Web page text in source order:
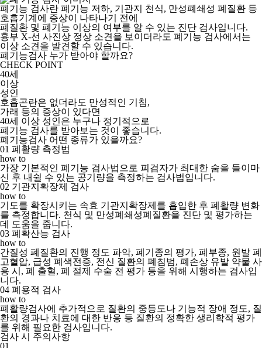
폐기능 검사란 폐기능 저하, 기관지 천식, 만성폐쇄성 폐질환 등
호흡기계에 증상이 나타나기 전에
폐질환 및 폐기능 이상의 여부를 알 수 있는 진단 검사입니다.
흉부 X-선 사진상 정상 소견을 보이더라도 폐기능 검사에서는
이상 소견을 발견할 수 있습니다.
폐기능검사 누가 받아야 할까요?
CHECK POINT
40세
이상
성인
호흡곤란은 없더라도 만성적인 기침,
가래 등의 증상이 있다면
40세 이상 성인은 누구나 정기적으로
폐기능 검사를 받아보는 것이 좋습니다.
폐기능검사 어떤 종류가 있을까요?
01 폐활량 측정법
how to
가장 기본적인 폐기능 검사법으로 피검자가 최대한 숨을 들이마
신 후 내쉴 수 있는 공기량을 측정하는 검사법입니다.
02 기관지확장제 검사
how to
기도를 확장시키는 속효 기관지확장제를 흡입한 후 폐활량 변화
를 측정합니다. 천식 및 만성폐쇄성폐질환을 진단 및 평가하는
데 도움을 줍니다.
03 폐확산능 검사
how to
간질성 폐질환의 진행 정도 파악, 폐기종의 평가, 폐부종, 원발 폐
고혈압, 급성 폐색전증, 전신 질환의 폐침범, 폐손상 유발 약물 사
용 시, 폐 출혈, 폐 절제 수술 전 평가 등을 위해 시행하는 검사입
니다.
04 폐용적 검사
how to
폐활량검사에 추가적으로 질환의 중등도나 기능적 장애 정도, 질
환의 경과나 치료에 대한 반응 등 질환의 정확한 생리학적 평가
를 위해 필요한 검사입니다.
검사 시
주의사항
01